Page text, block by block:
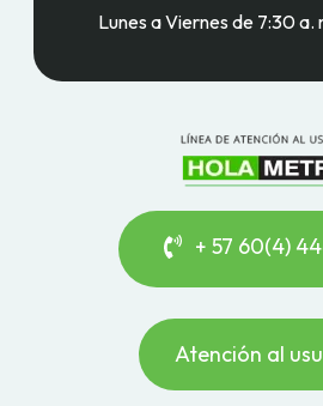
Lunes a Viernes de 7:30 a.
+ 57 60(4)
Atención al